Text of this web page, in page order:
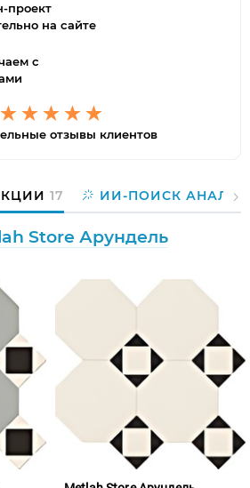
проект
на сайте
с
отзывы клиентов
17 ИИ-ПОИСК
Store Арундель